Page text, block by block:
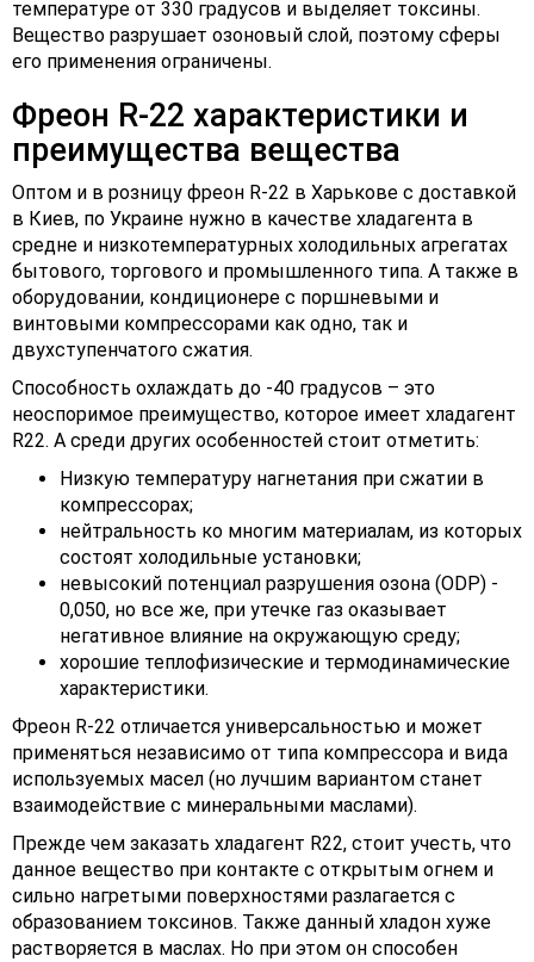
температуре от 330 градусов и выделяет токсины.
Вещество разрушает озоновый слой, поэтому сферы
его применения ограничены.
Фреон R-22 характеристики и
преимущества вещества
Оптом и в розницу фреон R-22 в Харькове с доставкой
в Киев, по Украине нужно в качестве хладагента в
средне и низкотемпературных холодильных агрегатах
бытового, торгового и промышленного типа. А также в
оборудовании, кондиционере с поршневыми и
винтовыми компрессорами как одно, так и
двухступенчатого сжатия.
Способность охлаждать до -40 градусов – это
неоспоримое преимущество, которое имеет хладагент
R22. А среди других особенностей стоит отметить:
Низкую температуру нагнетания при сжатии в
компрессорах;
нейтральность ко многим материалам, из которых
состоят холодильные установки;
невысокий потенциал разрушения озона (ODP) -
0,050, но все же, при утечке газ оказывает
негативное влияние на окружающую среду;
хорошие теплофизические и термодинамические
характеристики.
Фреон R-22 отличается универсальностью и может
применяться независимо от типа компрессора и вида
используемых масел (но лучшим вариантом станет
взаимодействие с минеральными маслами).
Прежде чем заказать хладагент R22, стоит учесть, что
данное вещество при контакте с открытым огнем и
сильно нагретыми поверхностями разлагается с
образованием токсинов. Также данный хладон хуже
растворяется в маслах. Но при этом он способен